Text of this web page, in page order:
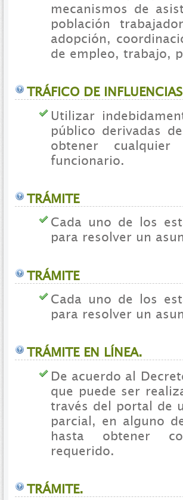
mecanismos de
población
adopción,
de empleo, trabajo,
TRÁFICO DE
Utilizar
público derivadas
obtener
funcionario.
TRÁMITE
Cada uno de los
para resolver un
TRÁMITE
Cada uno de los
para resolver un
TRÁMITE EN LÍNEA.
De acuerdo al
que puede ser
través del portal de
parcial, en alguno
hasta obtener
requerido.
TRÁMITE.